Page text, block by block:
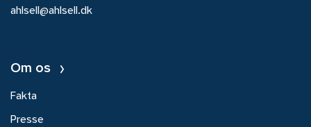
ahlsell@ahlsell.dk
Om os
Fakta
Presse